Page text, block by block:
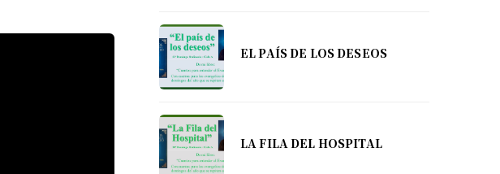
EL PAÍS DE LOS DESEOS
LA FILA DEL HOSPITAL